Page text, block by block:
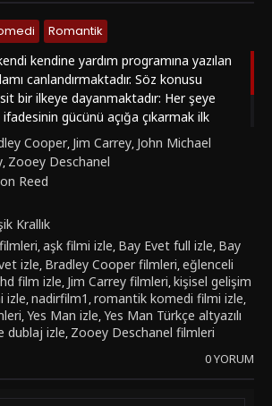
üzerinden keşfedin.
Romantik
kendine yardım programına yazılan
canlandırmaktadır. Söz konusu
bir ilkeye dayanmaktadır: Her şeye
gücünü açığa çıkarmak ilk
inanılmaz ve beklenmedik biçimlerde
anlar ki hayatını sonsuz
bazı olumsuzlukları da olabilmektedir.
Cooper, Jim Carrey, John Michael
, Zooey Deschanel
Reed
Krallık
,aşk filmi izle, Bay Evet full izle, Bay
izle, Bradley Cooper filmleri,eğlenceli
hd film izle, Jim Carrey filmleri,kişisel gelişim
izle,nadirfilm1 ,romantik komedi filmi izle,
,Yes Man izle,Yes Man Türkçe altyazılı
dublaj izle, Zooey Deschanel filmleri
0 YORUM